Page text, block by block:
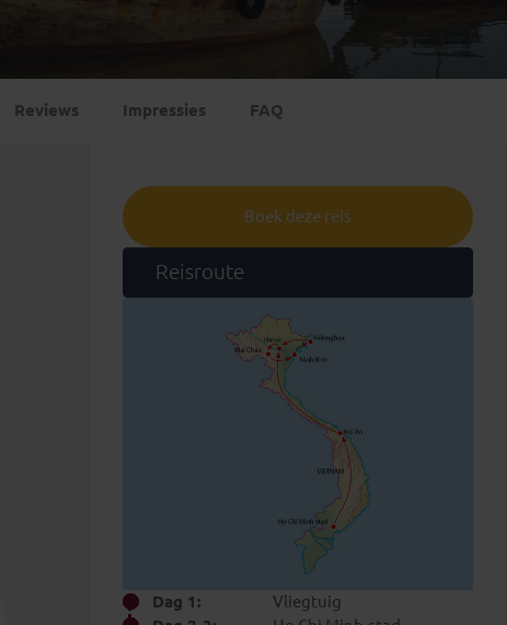
Reviews Impressies FAQ
Boek deze reis
Reisroute
Dag 1:
Vliegtuig